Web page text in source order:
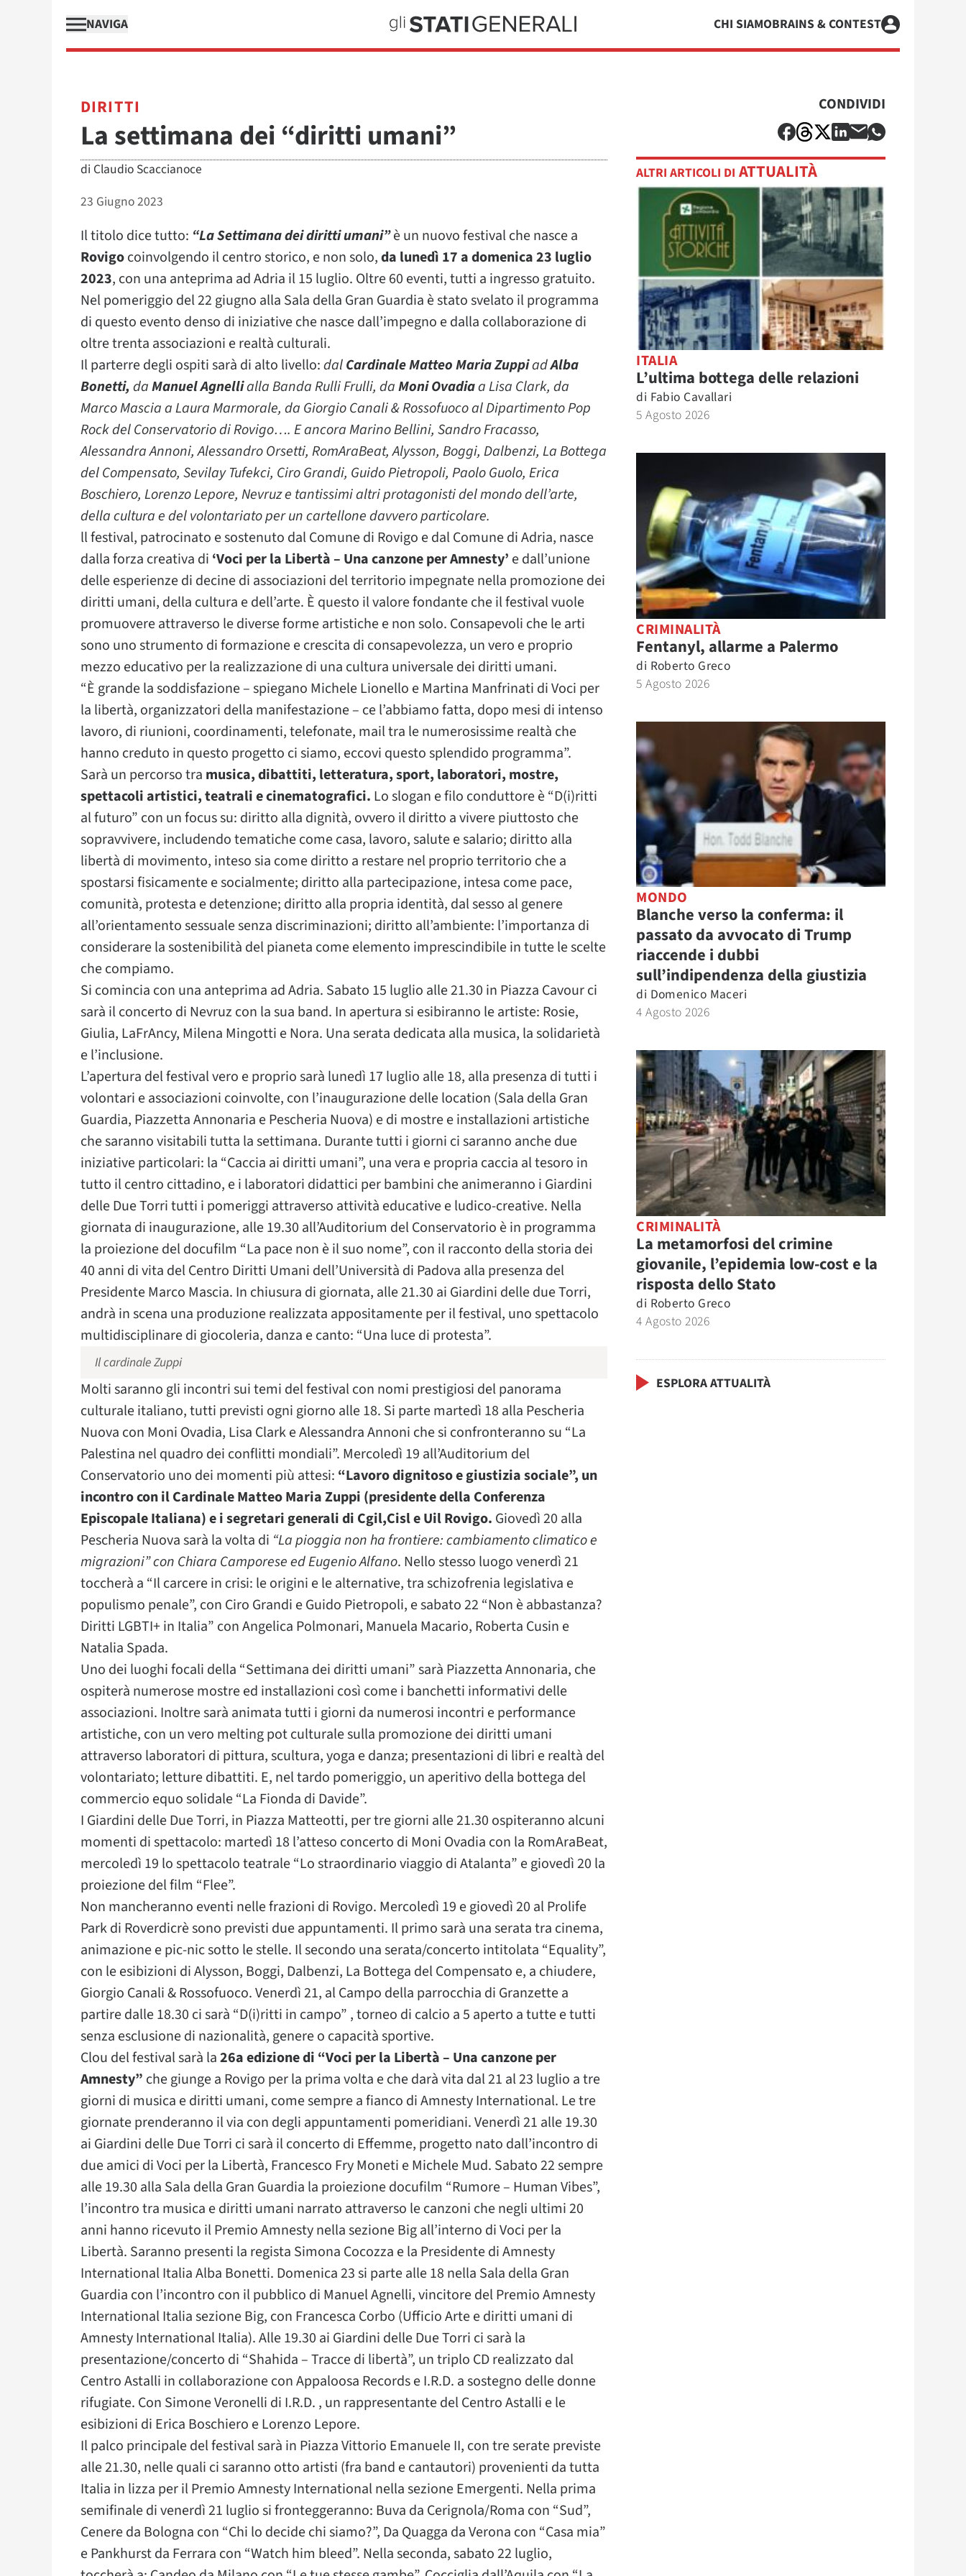
NAVIGA CHI SIAMOBRAINS & CONTEST
DIRITTI
La settimana dei “diritti umani”
di Claudio Scaccianoce
23 Giugno 2023
Il titolo dice tutto: “La Settimana dei diritti umani”è un nuovo festival che nasce a
Rovigocoinvolgendo il centro storico, e non solo,da lunedì 17 a domenica 23 luglio
2023, con una anteprima ad Adria il 15 luglio. Oltre 60 eventi, tutti a ingresso gratuito.
Nel pomeriggio del 22 giugno alla Sala della Gran Guardia è stato svelato il programma
di questo evento denso di iniziative che nasce dall’impegno e dalla collaborazione di
oltre trenta associazioni e realtà culturali.
Il parterre degli ospiti sarà di alto livello:dalCardinale Matteo Maria ZuppiadAlba
Bonetti, daManuel Agnellialla Banda Rulli Frulli, daMoni Ovadiaa Lisa Clark, da
Marco Mascia a Laura Marmorale, da Giorgio Canali & Rossofuoco al Dipartimento Pop
Rock del Conservatorio di Rovigo…. E ancora Marino Bellini, Sandro Fracasso,
Alessandra Annoni, Alessandro Orsetti, RomAraBeat, Alysson, Boggi, Dalbenzi, La Bottega
del Compensato, Sevilay Tufekci, Ciro Grandi, Guido Pietropoli, Paolo Guolo, Erica
Boschiero, Lorenzo Lepore, Nevruz e tantissimi altri protagonisti del mondo dell’arte,
della cultura e del volontariato per un cartellone davvero particolare.
ll festival, patrocinato e sostenuto dal Comune di Rovigo e dal Comune di Adria, nasce
dalla forza creativa di ‘Voci per la Libertà – Unacanzone per Amnesty’ e dall’unione
delle esperienze di decine di associazioni del territorio impegnate nella promozione dei
diritti umani, della cultura e dell’arte. È questo il valore fondante che il festival vuole
promuovere attraverso le diverse forme artistiche e non solo. Consapevoli che le arti
sono uno strumento di formazione e crescita di consapevolezza, un vero e proprio
mezzo educativo per la realizzazione di una cultura universale dei diritti umani.
“È grande la soddisfazione – spiegano Michele Lionello e Martina Manfrinati di Voci per
la libertà, organizzatori della manifestazione – ce l’abbiamo fatta, dopo mesi di intenso
lavoro, di riunioni, coordinamenti, telefonate, mail tra le numerosissime realtà che
hanno creduto in questo progetto ci siamo, eccovi questo splendido programma”.
Sarà un percorso tra musica, dibattiti, letteratura, sport, laboratori, mostre,
spettacoli artistici, teatrali e cinematografici. Lo slogan e filo conduttore è “D(i)ritti
al futuro” con un focus su: diritto alla dignità, ovvero il diritto a vivere piuttosto che
sopravvivere, includendo tematiche come casa, lavoro, salute e salario; diritto alla
libertà di movimento, inteso sia come diritto a restare nel proprio territorio che a
spostarsi fisicamente e socialmente; diritto alla partecipazione, intesa come pace,
comunità, protesta e detenzione; diritto alla propria identità, dal sesso al genere
all’orientamento sessuale senza discriminazioni; diritto all’ambiente: l’importanza di
considerare la sostenibilità del pianeta come elemento imprescindibile in tutte le scelte
che compiamo.
Si comincia con una anteprima ad Adria. Sabato 15 luglio alle 21.30 in Piazza Cavour ci
sarà il concerto di Nevruz con la sua band. In apertura si esibiranno le artiste: Rosie,
Giulia, LaFrAncy, Milena Mingotti e Nora. Una serata dedicata alla musica, la solidarietà
e l’inclusione.
L’apertura del festival vero e proprio sarà lunedì 17 luglio alle 18, alla presenza di tutti i
volontari e associazioni coinvolte, con l’inaugurazione delle location (Sala della Gran
Guardia, Piazzetta Annonaria e Pescheria Nuova) e di mostre e installazioni artistiche
che saranno visitabili tutta la settimana. Durante tutti i giorni ci saranno anche due
iniziative particolari: la “Caccia ai diritti umani”, una vera e propria caccia al tesoro in
tutto il centro cittadino, e i laboratori didattici per bambini che animeranno i Giardini
delle Due Torri tutti i pomeriggi attraverso attività educative e ludico-creative. Nella
giornata di inaugurazione, alle 19.30 all’Auditorium del Conservatorio è in programma
la proiezione del docufilm “La pace non è il suo nome”, con il racconto della storia dei
40 anni di vita del Centro Diritti Umani dell’Università di Padova alla presenza del
Presidente Marco Mascia. In chiusura di giornata, alle 21.30 ai Giardini delle due Torri,
andrà in scena una produzione realizzata appositamente per il festival, uno spettacolo
multidisciplinare di giocoleria, danza e canto: “Una luce di protesta”.
Il cardinale Zuppi
Molti saranno gli incontri sui temi del festival con nomi prestigiosi del panorama
culturale italiano, tutti previsti ogni giorno alle 18. Si parte martedì 18 alla Pescheria
Nuova con Moni Ovadia, Lisa Clark e Alessandra Annoni che si confronteranno su “La
Palestina nel quadro dei conflitti mondiali”. Mercoledì 19 all’Auditorium del
Conservatorio uno dei momenti più attesi: “Lavoro dignitoso e giustizia sociale”, un
incontro con il Cardinale Matteo Maria Zuppi (presidente della Conferenza
Episcopale Italiana) e i segretari generali di Cgil,Cisl e Uil Rovigo. Giovedì 20 alla
Pescheria Nuova sarà la volta di “La pioggia non ha frontiere: cambiamento climatico e
migrazioni” con Chiara Camporese ed Eugenio Alfano. Nello stesso luogo venerdì 21
toccherà a “Il carcere in crisi: le origini e le alternative, tra schizofrenia legislativa e
populismo penale”, con Ciro Grandi e Guido Pietropoli, e sabato 22 “Non è abbastanza?
Diritti LGBTI+ in Italia” con Angelica Polmonari, Manuela Macario, Roberta Cusin e
Natalia Spada.
Uno dei luoghi focali della “Settimana dei diritti umani” sarà Piazzetta Annonaria, che
ospiterà numerose mostre ed installazioni così come i banchetti informativi delle
associazioni. Inoltre sarà animata tutti i giorni da numerosi incontri e performance
artistiche, con un vero melting pot culturale sulla promozione dei diritti umani
attraverso laboratori di pittura, scultura, yoga e danza; presentazioni di libri e realtà del
volontariato; letture dibattiti. E, nel tardo pomeriggio, un aperitivo della bottega del
commercio equo solidale “La Fionda di Davide”.
I Giardini delle Due Torri, in Piazza Matteotti, per tre giorni alle 21.30 ospiteranno alcuni
momenti di spettacolo: martedì 18 l’atteso concerto di Moni Ovadia con la RomAraBeat,
mercoledì 19 lo spettacolo teatrale “Lo straordinario viaggio di Atalanta” e giovedì 20 la
proiezione del film “Flee”.
Non mancheranno eventi nelle frazioni di Rovigo. Mercoledì 19 e giovedì 20 al Prolife
Park di Roverdicrè sono previsti due appuntamenti. Il primo sarà una serata tra cinema,
animazione e pic-nic sotto le stelle. Il secondo una serata/concerto intitolata “Equality”,
con le esibizioni di Alysson, Boggi, Dalbenzi, La Bottega del Compensato e, a chiudere,
Giorgio Canali & Rossofuoco. Venerdì 21, al Campo della parrocchia di Granzette a
partire dalle 18.30 ci sarà “D(i)ritti in campo” , torneo di calcio a 5 aperto a tutte e tutti
senza esclusione di nazionalità, genere o capacità sportive.
Clou del festival sarà la26a edizione di “Voci per la Libertà – Una canzone per
Amnesty” che giunge a Rovigo per la prima volta e che darà vita dal 21 al 23 luglio a tre
giorni di musica e diritti umani, come sempre a fianco di Amnesty International. Le tre
giornate prenderanno il via con degli appuntamenti pomeridiani. Venerdì 21 alle 19.30
ai Giardini delle Due Torri ci sarà il concerto di Effemme, progetto nato dall’incontro di
due amici di Voci per la Libertà, Francesco Fry Moneti e Michele Mud. Sabato 22 sempre
alle 19.30 alla Sala della Gran Guardia la proiezione docufilm “Rumore – Human Vibes”,
l’incontro tra musica e diritti umani narrato attraverso le canzoni che negli ultimi 20
anni hanno ricevuto il Premio Amnesty nella sezione Big all’interno di Voci per la
Libertà. Saranno presenti la regista Simona Cocozza e la Presidente di Amnesty
International Italia Alba Bonetti. Domenica 23 si parte alle 18 nella Sala della Gran
Guardia con l’incontro con il pubblico di Manuel Agnelli, vincitore del Premio Amnesty
International Italia sezione Big, con Francesca Corbo (Ufficio Arte e diritti umani di
Amnesty International Italia). Alle 19.30 ai Giardini delle Due Torri ci sarà la
presentazione/concerto di “Shahida – Tracce di libertà”, un triplo CD realizzato dal
Centro Astalli in collaborazione con Appaloosa Records e I.R.D. a sostegno delle donne
rifugiate. Con Simone Veronelli di I.R.D. , un rappresentante del Centro Astalli e le
esibizioni di Erica Boschiero e Lorenzo Lepore.
Il palco principale del festival sarà in Piazza Vittorio Emanuele II, con tre serate previste
alle 21.30, nelle quali ci saranno otto artisti (fra band e cantautori) provenienti da tutta
Italia in lizza per il Premio Amnesty International nella sezione Emergenti. Nella prima
semifinale di venerdì 21 luglio si fronteggeranno: Buva da Cerignola/Roma con “Sud”,
Cenere da Bologna con “Chi lo decide chi siamo?”, Da Quagga da Verona con “Casa mia”
e Pankhurst da Ferrara con “Watch him bleed”. Nella seconda, sabato 22 luglio,
CONDIVIDI
ALTRI ARTICOLI DI ATTUALITÀ
ITALIA
L’ultima bottega delle relazioni
di Fabio Cavallari
5 Agosto 2026
CRIMINALITÀ
Fentanyl, allarme a Palermo
di Roberto Greco
5 Agosto 2026
MONDO
Blanche verso la conferma: il
passato da avvocato di Trump
riaccende i dubbi
sull’indipendenza della giustizia
di Domenico Maceri
4 Agosto 2026
CRIMINALITÀ
La metamorfosi del crimine
giovanile, l’epidemia low-cost e la
risposta dello Stato
di Roberto Greco
4 Agosto 2026
ESPLORA ATTUALITÀ